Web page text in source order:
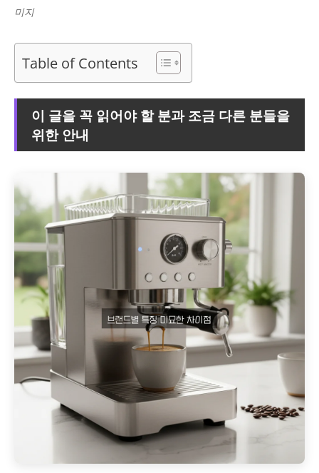
미지
Table of Contents
이 글을 꼭 읽어야 할 분과 조금 다른 분들을
위한 안내